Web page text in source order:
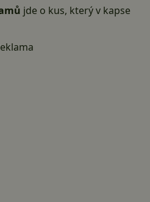
jde o kus, který v kapse